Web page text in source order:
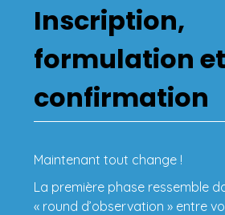
Inscription,
formulation et
confirmation
Maintenant tout change !
La première phase ressemble
« round d’observation » entre